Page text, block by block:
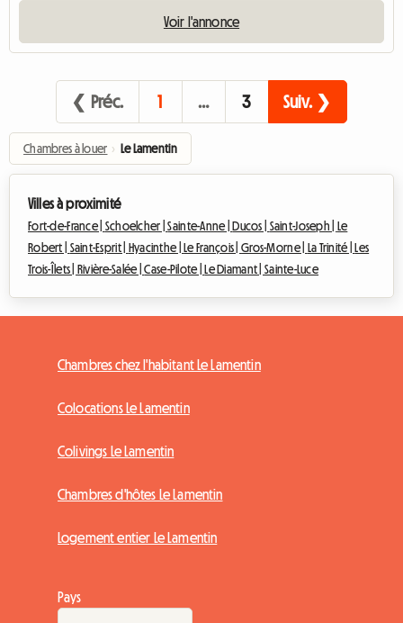
Voir l'annonce
❮ Préc. 1 … 3 Suiv. ❯
Chambres à louer › Le Lamentin
Villes à proximité
Fort-de-France | Schoelcher |Sainte-Anne | Ducos | Saint-Joseph |
Le
Robert | Saint-Esprit | Hyacinthe | Le François |Gros-Morne | La Trinité |
Les
Trois-Îlets |
Rivière-Salée |Case-Pilote | Le Diamant | Sainte-Luce
Chambres chez l'habitant Le Lamentin
Colocations Le Lamentin
Colivings Le Lamentin
Chambres d'hôtes Le Lamentin
Logement entier Le Lamentin
Pays